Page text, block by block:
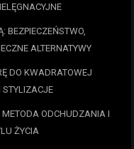
BEZPIECZEŃSTWO,
ALTERNATYWY
DO KWADRATOWEJ
STYLIZACJE
ODCHUDZANIA I
ŻYCIA